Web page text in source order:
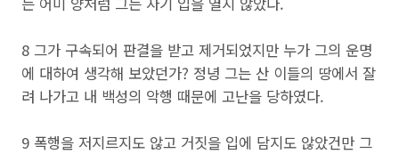
8 그가 구속되어 판결을 받고 제거되었지만 누가 그의 운명
에 대하여 생각해 보았던가? 정녕 그는 산 이들의 땅에서 잘
려 나가고 내 백성의 악행 때문에 고난을 당하였다.
9 폭행을 저지르지도 않고 거짓을 입에 담지도 않았건만 그